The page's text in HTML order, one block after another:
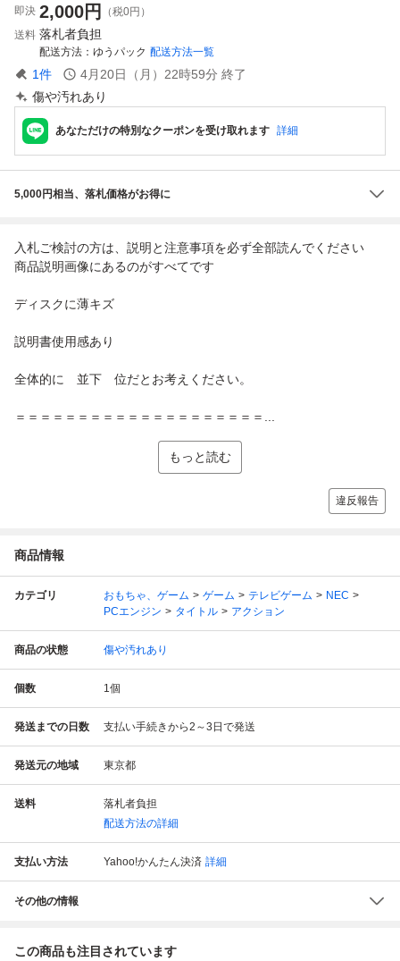
即決 2,000円
（税0円）
送料 落札者負担
配送方法 ゆうパック 配送方法一覧
1件 4月20日（月）22時59分 終了
傷や汚れあり
あなただけの特別なクーポンを受け取れます 詳細
5,000円相当、落札価格がお得に
入札ご検討の方は、説明と注意事項を必ず全部読んでください
商品説明画像にあるのがすべてです
ディスクに薄キズ
説明書使用感あり
全体的に 並下 位だとお考えください。
＝＝＝＝＝＝＝＝＝＝＝＝＝＝＝＝＝＝＝＝...
もっと読む
違反報告
商品情報
カテゴリ おもちゃ、ゲーム ゲーム テレビゲーム
NEC
PCエンジン
タイトル アクション
商品の状態 傷や汚れあり
個数 1個
発送までの日数 支払い手続きから2～3日で発送
発送元の地域 東京都
送料
落札者負担
配送方法の詳細
支払い方法 Yahoo!かんたん決済 詳細
その他の情報
この商品も注目されています